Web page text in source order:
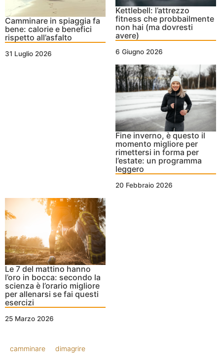
Camminare in spiaggia fa
bene: calorie e benefici
rispetto all’asfalto
31 Luglio 2026
Kettlebell: l’attrezzo
fitness che probbailmente
non hai (ma dovresti
avere)
6 Giugno 2026
Fine inverno, è questo il
momento migliore per
rimettersi in forma per
l’estate: un programma
leggero
20 Febbraio 2026
Le 7 del mattino hanno
l’oro in bocca: secondo la
scienza è l’orario migliore
per allenarsi se fai questi
esercizi
25 Marzo 2026
camminare dimagrire